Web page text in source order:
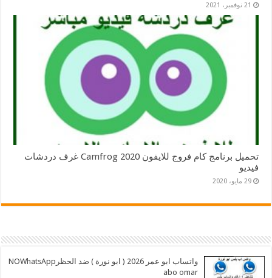
21 نوفمبر، 2021
تحميل برنامج كام فروج للايفون 2020 Camfrog غرف دردشات
فيديو
29 مايو، 2020
واتساب ابو عمر 2026 ( ابو نورة ) ضد الحظرNOWhatsApp
abo omar